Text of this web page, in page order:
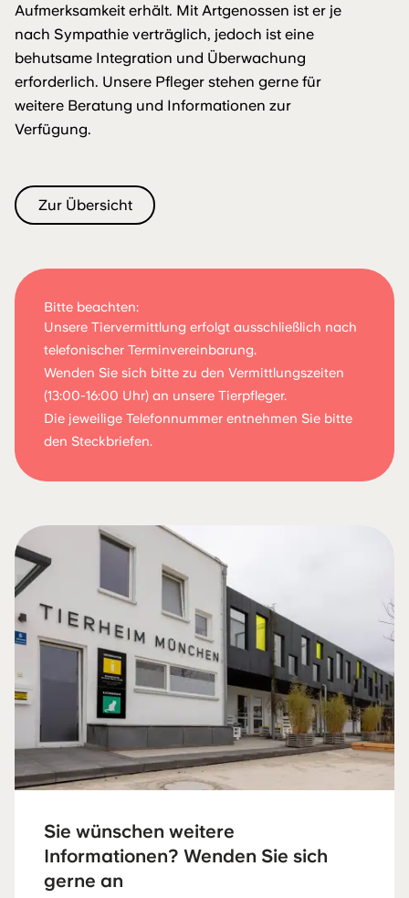
Aufmerksamkeit erhält. Mit Artgenossen ist er je
nach Sympathie verträglich, jedoch ist eine
behutsame Integration und Überwachung
erforderlich. Unsere Pfleger stehen gerne für
weitere Beratung und Informationen zur
Verfügung.
Zur Übersicht
Bitte beachten:
Unsere Tiervermittlung erfolgt ausschließlich nach
telefonischer Terminvereinbarung.
Wenden Sie sich bitte zu den Vermittlungszeiten
(13:00-16:00 Uhr) an unsere Tierpfleger.
Die jeweilige Telefonnummer entnehmen Sie bitte
den Steckbriefen.
Sie wünschen weitere
Informationen? Wenden Sie sich
gerne an